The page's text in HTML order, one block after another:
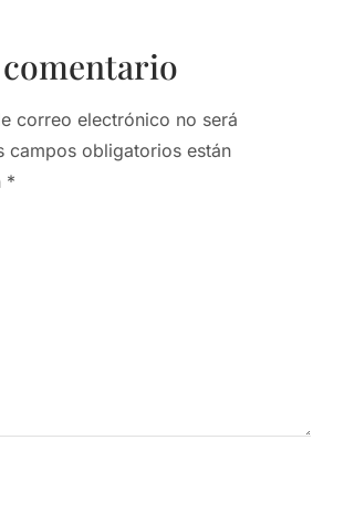
correo electrónico no será
campos obligatorios están
*